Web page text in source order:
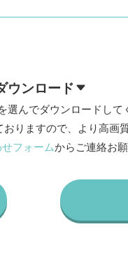
ウンロード
んでダウンロードして
りますので、より高画
フォームからご連絡お願